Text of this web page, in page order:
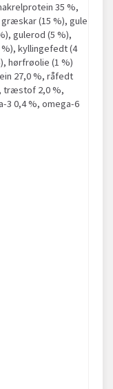
35 %,
(15 %), gule
gulerod (5 %),
kyllingefedt (4
hørfrøolie (1 %)
27,0 %, råfedt
træstof 2,0 %,
3 0,4 %, omega-6